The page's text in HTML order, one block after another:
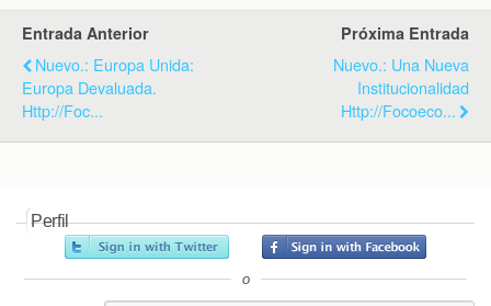
l
y
Entrada Anterior
Nuevo.: Europa Unida:
Europa Devaluada.
Http://foc...
Próxima Entrada
Nuevo.: Una Nueva
Institucionalidad
Http://focoeco...
Perfil
o